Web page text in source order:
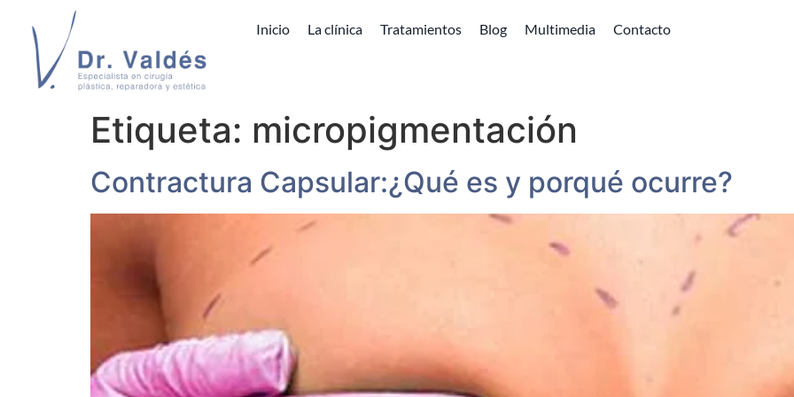
Inicio La clínica Tratamientos Blog Multimedia Contacto
Etiqueta: micropigmentación
Contractura Capsular:¿Qué es y porqué ocurre?